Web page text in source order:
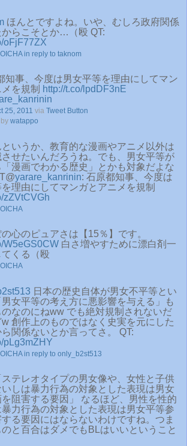
ほんとですよね。いや、むしろ政府関係
らこそとか…（殴 QT:
oFjF77ZX
in reply to taknom
知事、今度は男女平等を理由にしてマン
を規制 http://t.co/lpdDF3nE
25, 2011 via Tweet Button
watappo
というか、教育的な漫画やアニメ以外は
せたいんだろうね。でも、男女平等が
漫画でわかる歴史」とかも対象だよな
yarare_kanrinin: 石原都知事、今度は
理由にしてマンガとアニメを規制
zZVtCVGh
心のピュアさは【15％】です。
W5eGS0CW 白さ増やすために漂白剤一
くる（殴
日本の歴史自体が男女不平等とい
男女平等の考え方に悪影響を与える」も
なのにねww でも絶対規制されないだ
創作上のものではなく史実を元にした
ら関係ないとか言ってさ。 QT:
pLg3mZHY
in reply to only_b2st513
テレオタイプの男女像や、女性と子供
いしは暴力行為の対象とした表現は男女
阻害する要因」 なるほど、男性を性的
力行為の対象とした表現は男女平等参
る要因にはならないわけですね。つま
のと百合はダメでもBLはいいということ